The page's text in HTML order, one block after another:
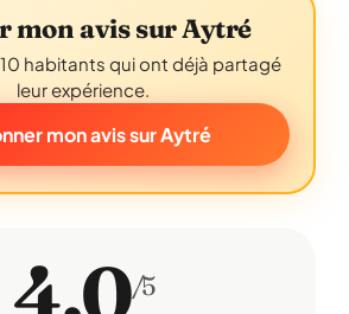
mon avis sur Aytré
habitants qui ont déjà partagé
leur expérience.
mon avis sur Aytré
4,0/5